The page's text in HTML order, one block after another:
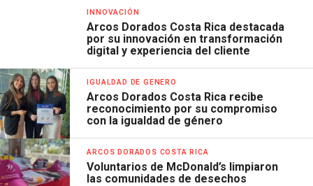
INNOVACIÓN
Arcos Dorados Costa Rica destacada
por su innovación en transformación
digital y experiencia del cliente
IGUALDAD DE GENERO
Arcos Dorados Costa Rica recibe
reconocimiento por su compromiso
con la igualdad de género
ARCOS DORADOS COSTA RICA
Voluntarios de McDonald’s limpiaron
las comunidades de desechos